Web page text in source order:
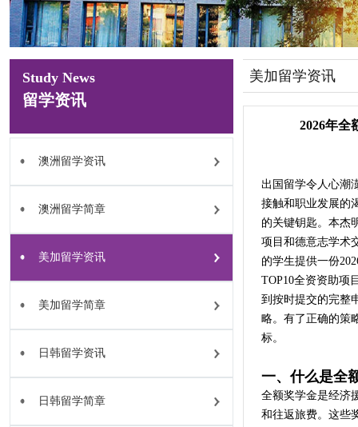
Study News
留学资讯
澳洲留学资讯
澳洲留学简章
美加留学资讯
美加留学简章
日韩留学资讯
日韩留学简章
美加留学资讯
2026年全
出国留学令人心潮
接触和职业发展的
的关键钥匙。本杰
项目和德意志学术
的学生提供一份
TOP10全资资助项
到按时提交的完整
略。有了正确的策
标。
一、什么是全
全额奖学金是经济
和往返旅费。这些